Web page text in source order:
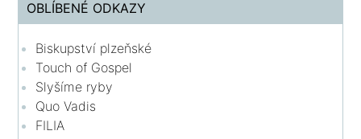
OBLÍBENÉ ODKAZY
Biskupství plzeňské
Touch of Gospel
Slyšíme ryby
Quo Vadis
FILIA